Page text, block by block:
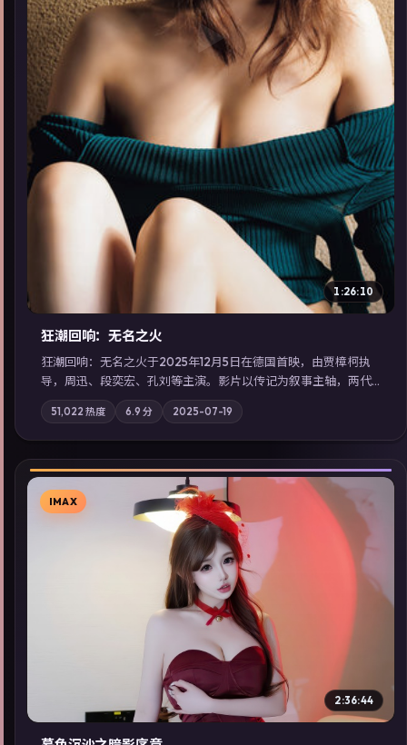
▶
1:26:10
狂潮回响：无名之火
狂潮回响：无名之火于2025年12月5日在德国首映，由贾樟柯执
导，周迅、段奕宏、孔刘等主演。影片以传记为叙事主轴，两代
人的执念在暴风雨夜正面相撞；摄影与配乐强化地域气质；站内
亦可通过「国产免费观看高清电视剧在线看」延展检索同类型高
分佳作，畅享高清在线追剧体验。
51,022 热度 6.9 分 2025-07-19
▶
IMAX
2:36:44